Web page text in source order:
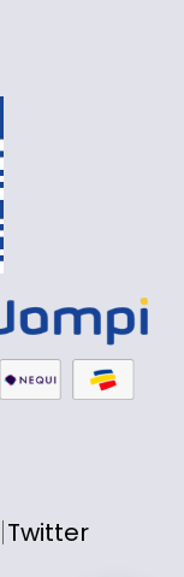
Twitter